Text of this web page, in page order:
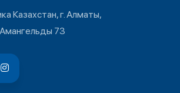
Казахстан, г. Алматы,
73